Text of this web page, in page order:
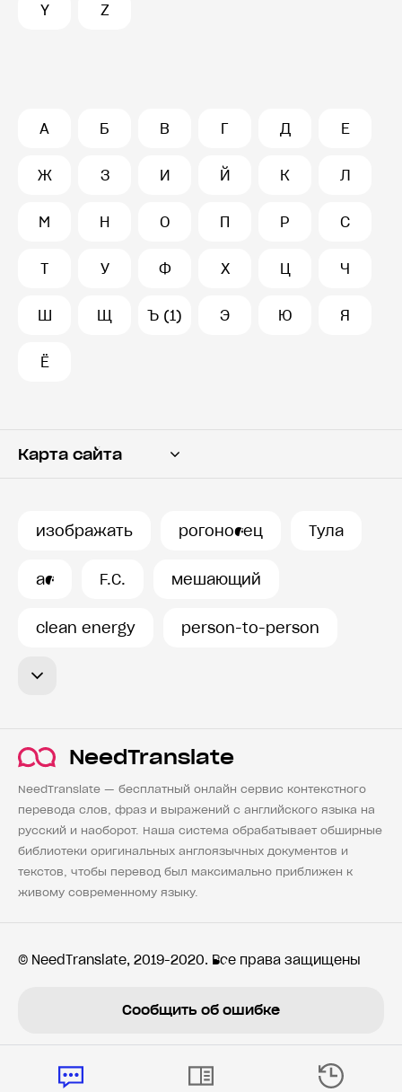
Y Z
А Б В Г Д Е
Ж З И Й К Л
М Н О П Р С
Т У Ф Х Ц Ч
Ш Щ Ъ (1) Э Ю Я
Ё
Карта сайта
изображать рогоносец Тула
ас F.C. мешающий
clean energy person-to-person
NeedTranslate
NeedTranslate — бесплатный онлайн сервис контекстного
перевода слов, фраз и выражений с английского языка на
русский и наоборот. Наша система обрабатывает обширные
библиотеки оригинальных англоязычных документов и
текстов, чтобы перевод был максимально приближен к
живому современному языку.
© NeedTranslate, 2019-2020. Все права защищены
Сообщить об ошибке